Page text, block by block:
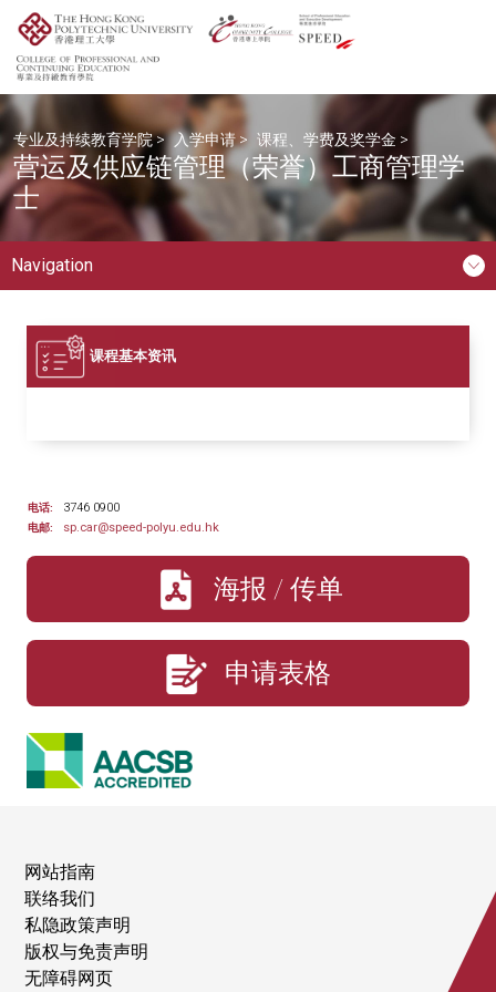
专业及持续教育学院> 入学申请 > 课程、学费及奖学金 >
营运及供应链管理（荣誉）工商管理学
士
Navigation
课程基本资讯
电话: 3746 0900
电邮: sp.car@speed-polyu.edu.hk
海报 / 传单
申请表格
网站指南
联络我们
私隐政策声明
版权与免责声明
无障碍网页